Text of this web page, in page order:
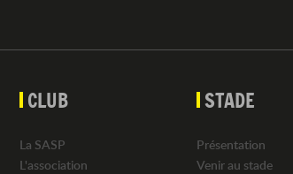
CLUB
La SASP
L'association
STADE
Présentation
Venir au stade